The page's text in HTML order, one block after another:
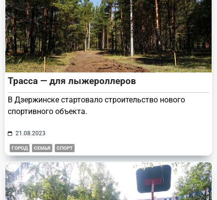
Трасса — для лыжероллеров
В Дзержинске стартовало строительство нового
спортивного объекта.
21.08.2023
ГОРОД СЕМЬЯ СПОРТ